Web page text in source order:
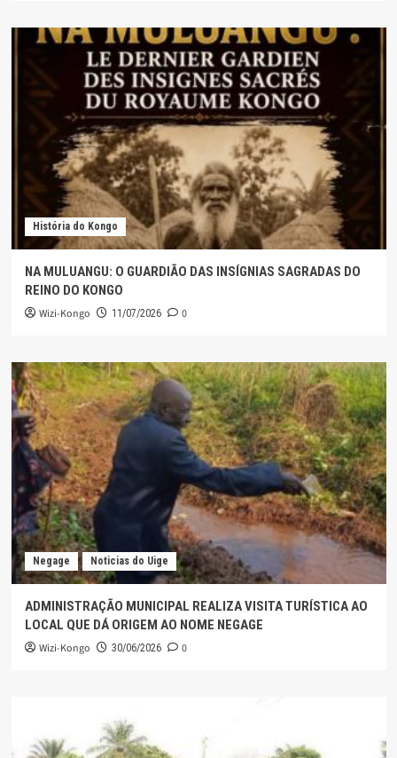
História do Kongo
NA MULUANGU: O GUARDIÃO DAS INSÍGNIAS SAGRADAS DO
REINO DO KONGO
Wizi-Kongo 11/07/2026 0
Negage Noticias do Uige
ADMINISTRAÇÃO MUNICIPAL REALIZA VISITA TURÍSTICA AO
LOCAL QUE DÁ ORIGEM AO NOME NEGAGE
Wizi-Kongo 30/06/2026 0